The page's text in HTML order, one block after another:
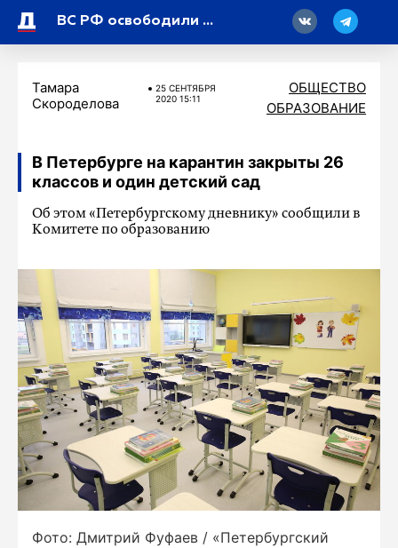
ВС РФ освободили Васютинское и Торецкое
Тамара
Скороделова
25 СЕНТЯБРЯ
2020 15:11
ОБЩЕСТВО
ОБРАЗОВАНИЕ
В Петербурге на карантин закрыты 26
классов и один детский сад
Об этом «Петербургскому дневнику» сообщили в
Комитете по образованию
Фото: Дмитрий Фуфаев / «Петербургский